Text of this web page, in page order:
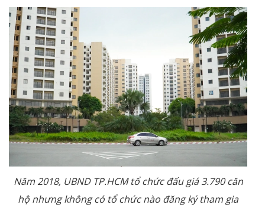
Năm 2018, UBND TP.HCM tổ chức đấu giá 3.790 căn
hộ nhưng không có tổ chức nào đăng ký tham gia